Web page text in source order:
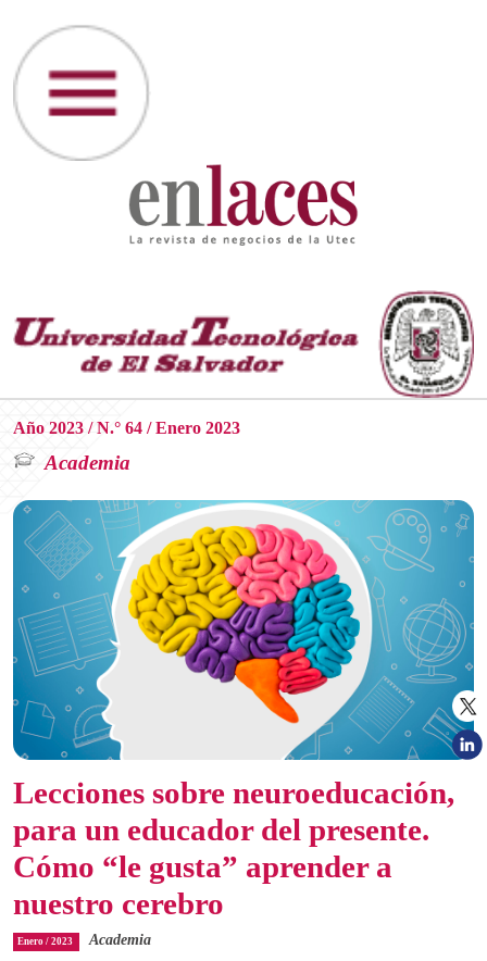
Año 2023 / N.° 64 / Enero 2023
Academia
Lecciones sobre neuroeducación,
para un educador del presente.
Cómo “le gusta” aprender a
nuestro cerebro
Enero / 2023 Academia